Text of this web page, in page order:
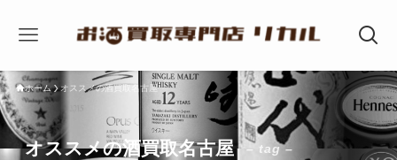
ホーム オススメの酒買取名古屋
オススメの酒買取名古屋 – tag –